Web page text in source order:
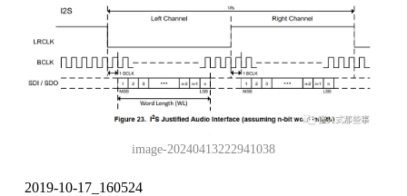
image-20240413222941038
2019-10-17_160524